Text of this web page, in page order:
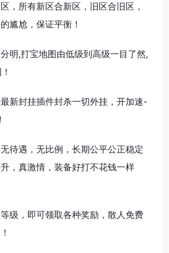
，所有新区合新区，旧区合旧区，
尴尬，保证平衡！
明,打宝地图由低级到高级一目了然,
新封挂插件封杀一切外挂，开加速-
待遇，无比例，长期公平公正稳定
，真激情，装备好打不花钱一样
级，即可领取各种奖励，散人免费